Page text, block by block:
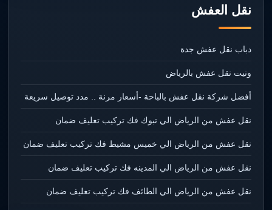
نقل العفش
دباب نقل عفش جدة
ونيت نقل عفش بالرياض
أفضل شركة نقل عفش بالباحة -أسعار مرنة .. مدد توصيل سريعة
نقل عفش من الرياض الي تبوك فك تركيب تعليف ضمان
نقل عفش من الرياض الي خميس مشيط فك تركيب تعليف ضمان
نقل عفش من الرياض الي المدينه فك تركيب تعليف ضمان
نقل عفش من الرياض الي الطائف فك تركيب تعليف ضمان